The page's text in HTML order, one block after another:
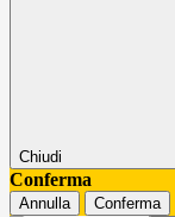
Chiudi
Conferma
Annulla Conferma